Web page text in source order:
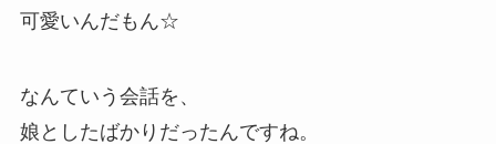
可愛いんだもん☆
なんていう会話を、
娘としたばかりだったんですね。